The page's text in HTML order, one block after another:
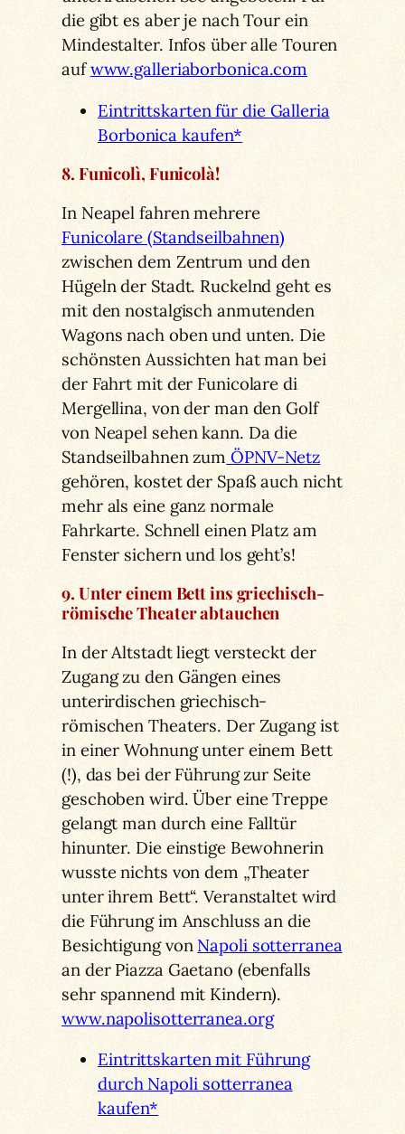
die gibt es aber je nach Tour ein
Mindestalter. Infos über alle Touren
aufwww.galleriaborbonica.com
Eintrittskarten für die Galleria
Borbonica kaufen*
8. Funicolì, Funicolà!
In Neapel fahren mehrere
Funicolare (Standseilbahnen)
zwischen dem Zentrum und den
Hügeln der Stadt. Ruckelnd geht es
mit den nostalgisch anmutenden
Wagons nach oben und unten. Die
schönsten Aussichten hat man bei
der Fahrt mit der Funicolare di
Mergellina, von der man den Golf
von Neapel sehen kann. Da die
Standseilbahnen zum ÖPNV-Netz
gehören, kostet der Spaß auch nicht
mehr als eine ganz normale
Fahrkarte. Schnell einen Platz am
Fenster sichern und los geht’s!
9. Unter einem Bett ins griechisch-
römische Theater abtauchen
In der Altstadt liegt versteckt der
Zugang zu den Gängen eines
unterirdischen griechisch-
römischen Theaters. Der Zugang ist
in einer Wohnung unter einem Bett
(!), das bei der Führung zur Seite
geschoben wird. Über eine Treppe
gelangt man durch eine Falltür
hinunter. Die einstige Bewohnerin
wusste nichts von dem „Theater
unter ihrem Bett“. Veranstaltet wird
die Führung im Anschluss an die
Besichtigung von Napoli sotterranea
an der Piazza Gaetano (ebenfalls
sehr spannend mit Kindern).
www.napolisotterranea.org
Eintrittskarten mit Führung
durch Napoli sotterranea
kaufen*